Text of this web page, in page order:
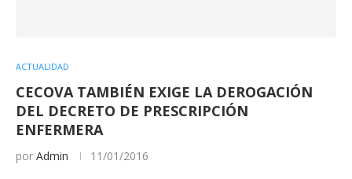
ACTUALIDAD
CECOVA TAMBIÉN EXIGE LA DEROGACIÓN
DEL DECRETO DE PRESCRIPCIÓN
ENFERMERA
por Admin 11/01/2016